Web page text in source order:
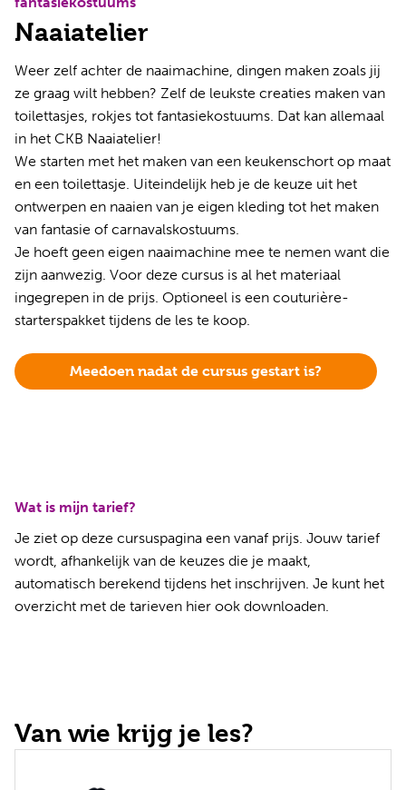
Naaiatelier
Weer zelf achter de naaimachine, dingen maken zoals jij
ze graag wilt hebben? Zelf de leukste creaties maken van
toilettasjes, rokjes tot fantasiekostuums. Dat kan allemaal
in het CKB Naaiatelier!
We starten met het maken van een keukenschort op maat
en een toilettasje. Uiteindelijk heb je de keuze uit het
ontwerpen en naaien van je eigen kleding tot het maken
van fantasie of carnavalskostuums.
Je hoeft geen eigen naaimachine mee te nemen want die
zijn aanwezig. Voor deze cursus is al het materiaal
ingegrepen in de prijs. Optioneel is een couturière-
starterspakket tijdens de les te koop.
Meedoen nadat de cursus gestart is?
Wat is mijn tarief?
Je ziet op deze cursuspagina een vanaf prijs. Jouw tarief
wordt, afhankelijk van de keuzes die je maakt,
automatisch berekend tijdens het inschrijven. Je kunt het
overzicht met de tarieven hier ook downloaden.
Van wie krijg je les?